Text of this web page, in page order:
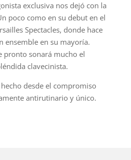
exclusiva nos dejó con la
poco como en su debut en el
Spectacles, donde hace
ensemble en su mayoría.
pronto sonará mucho el
clavecinista.
desde el compromiso
antirutinario y único.